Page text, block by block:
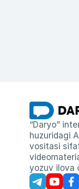
“Daryo”
huzuridagi
vositasi
yozuv ilova